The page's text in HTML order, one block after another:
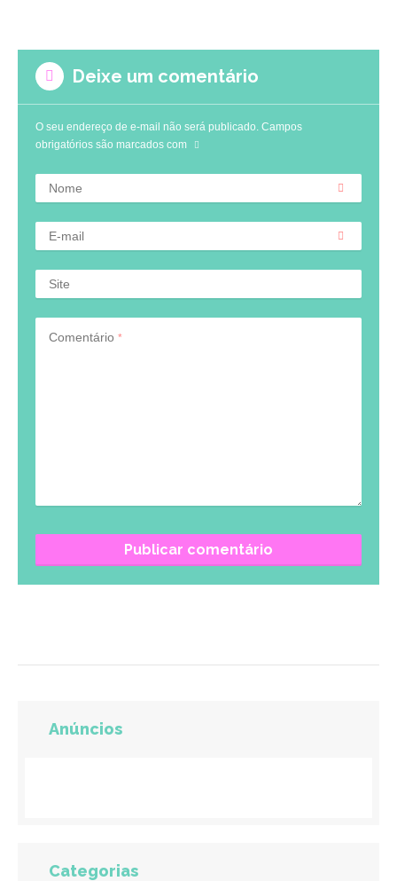
Deixe um comentário
O seu endereço de e-mail não será publicado. Campos
obrigatórios são marcados com
Nome
E-mail
Site
Comentário *
Anúncios
Categorias